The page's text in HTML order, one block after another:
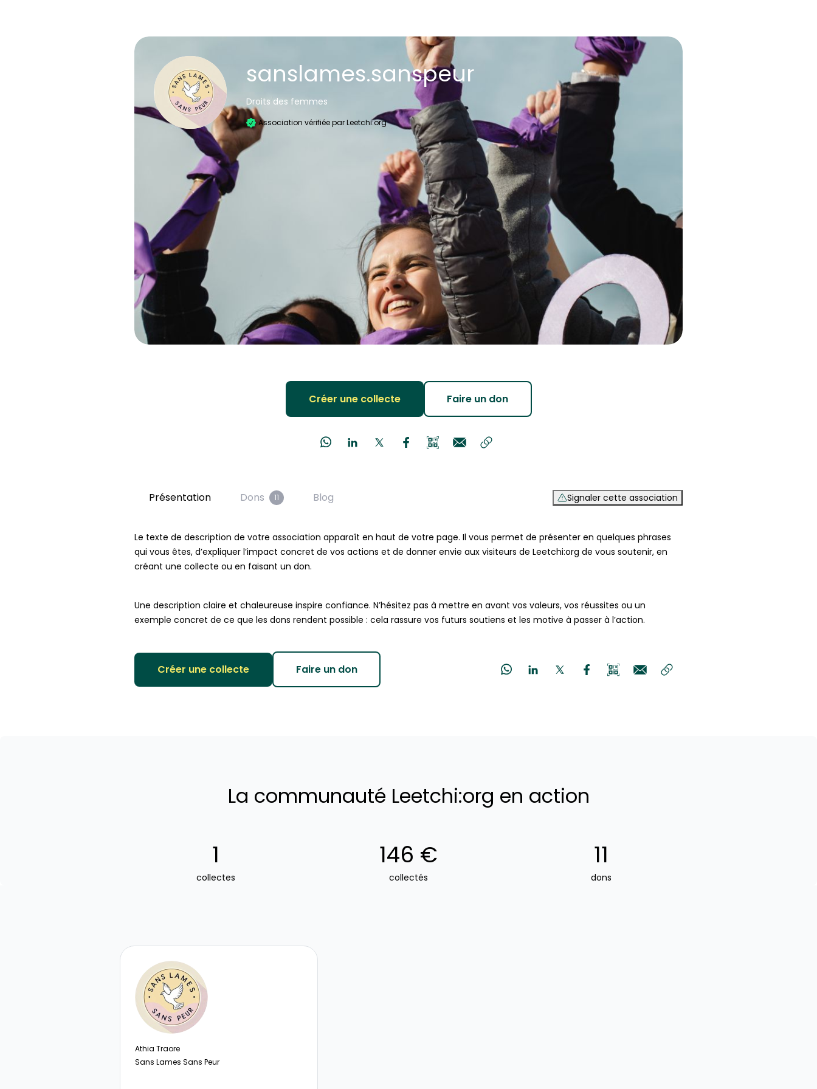
sanslames.sanspeur
Droits des femmes
Association vérifiée par Leetchi:org
Créer une collecte Faire un don
Présentation Dons 11 Blog Signaler cette association
Le texte de description de votre association apparaît en haut de votre page. Il vous permet de présenter en quelques phrases
qui vous êtes, d’expliquer l’impact concret de vos actions et de donner envie aux visiteurs de Leetchi:org de vous soutenir, en
créant une collecte ou en faisant un don.
Une description claire et chaleureuse inspire confiance. N’hésitez pas à mettre en avant vos valeurs, vos réussites ou un
exemple concret de ce que les dons rendent possible : cela rassure vos futurs soutiens et les motive à passer à l’action.
Créer une collecte Faire un don
La communauté Leetchi:org en action
1
collectes
146 €
collectés
11
dons
Athia Traore
Sans Lames Sans Peur